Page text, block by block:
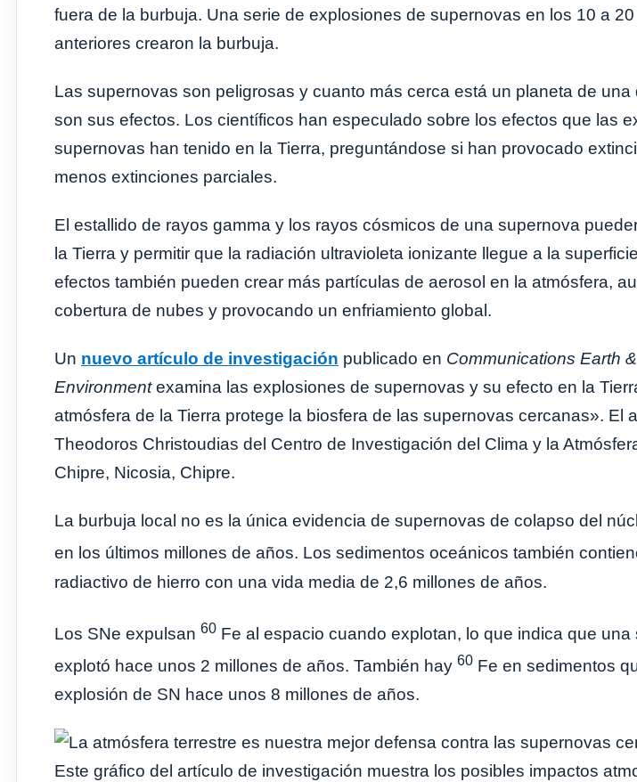
fuera de la burbuja. Una serie de explosiones de supernovas en los 10 a
anteriores crearon la burbuja.
Las supernovas son peligrosas y cuanto más cerca está un planeta de una
son sus efectos. Los científicos han especulado sobre los efectos que las
supernovas han tenido en la Tierra, preguntándose si han provocado
menos extinciones parciales.
El estallido de rayos gamma y los rayos cósmicos de una supernova
la Tierra y permitir que la radiación ultravioleta ionizante llegue a la
efectos también pueden crear más partículas de aerosol en la atmósfera,
cobertura de nubes y provocando un enfriamiento global.
Un nuevo artículo de investigación publicado en Communications Earth &
Environmentexamina las explosiones de supernovas y su efecto en la
atmósfera de la Tierra protege la biosfera de las supernovas cercanas». El
Theodoros Christoudias del Centro de Investigación del Clima y la
Chipre, Nicosia, Chipre.
La burbuja local no es la única evidencia de supernovas de colapso del
en los últimos millones de años. Los sedimentos oceánicos también
radiactivo de hierro con una vida media de 2,6 millones de años.
Los SNe expulsan 60 Fe al espacio cuando explotan, lo que indica que
explotó hace unos 2 millones de años. También hay 60 Fe en sedimentos
explosión de SN hace unos 8 millones de años.
Este gráfico del artículo de investigación muestra los posibles impactos